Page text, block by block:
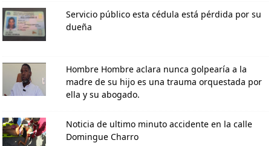
Servicio público esta cédula está pérdida por su
dueña
Hombre Hombre aclara nunca golpearía a la
madre de su hijo es una trauma orquestada por
ella y su abogado.
Noticia de ultimo minuto accidente en la calle
Domingue Charro